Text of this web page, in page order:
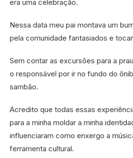
era uma celebração.
Nessa data meu pai montava um
pela comunidade fantasiados e
Sem contar as excursões para a
o responsável por ir no fundo do
sambão.
Acredito que todas essas
para a minha moldar a minha
influenciaram como enxergo a
ferramenta cultural.